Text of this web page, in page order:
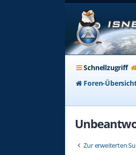
Schnellzugriff
Foren-Übersicht
Zur erweiterten